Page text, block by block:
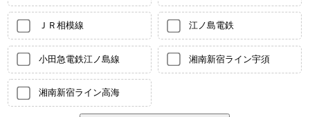
ＪＲ相模線 江ノ島電鉄
小田急電鉄江ノ島線 湘南新宿ライン宇須
湘南新宿ライン高海